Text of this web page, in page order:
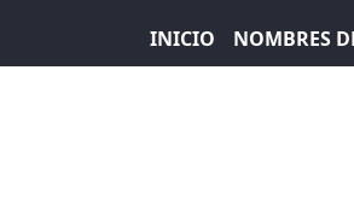
INICIO NOMBRES